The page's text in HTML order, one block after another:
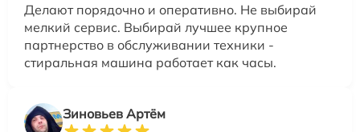
Делают порядочно и оперативно. Не выбирай
мелкий сервис. Выбирай лучшее крупное
партнерство в обслуживании техники -
стиральная машина работает как часы.
Зиновьев Артём